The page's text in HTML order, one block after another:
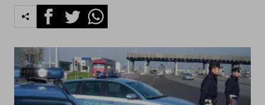
FacebookTwitterWhatsapp